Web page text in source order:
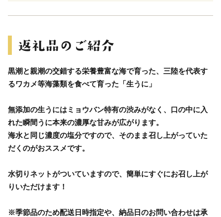
黒潮と親潮の交錯する栄養豊富な海で育った、三陸を代表す
るワカメ等海藻類を食べて育った「生うに」
無添加の生うにはミョウバン特有の渋みがなく、口の中に入
れた瞬間うに本来の濃厚な甘みが広がります。
海水と同じ濃度の塩分ですので、そのまま召し上がっていた
だくのがおススメです。
水切りネットがついていますので、簡単にすぐにお召し上が
りいただけます！
※季節品のため配送日時指定や、納品日のお問い合わせは承